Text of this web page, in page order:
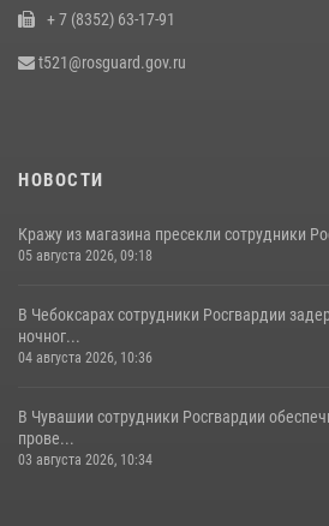
+ 7 (8352) 63-17-91
t521@rosguard.gov.ru
НОВОСТИ
Кражу из магазина пресекли сотрудники
05 августа 2026, 09:18
В Чебоксарах сотрудники Росгвардии
ночног...
04 августа 2026, 10:36
В Чувашии сотрудники Росгвардии
прове...
03 августа 2026, 10:34